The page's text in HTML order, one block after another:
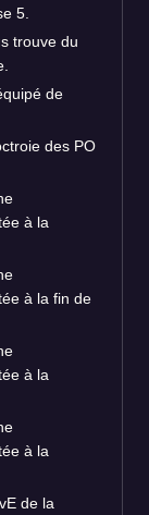
5.
trouve du
de
des PO
à la
à la fin de
à la
à la
de la